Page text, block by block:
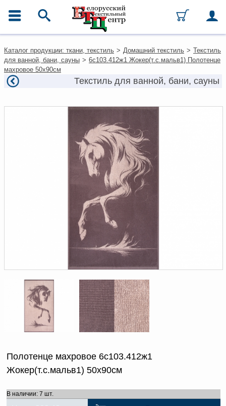
Каталог
Ткани
Домашний текстиль
Одежда
Текстиль для ресторанов и
Текстильная галантерея и
Документы по работе с
Письмо руководителю
Вопросы и ответы
Новости | Статьи
Каталог продукции: ткани, текстиль > Домашний текстиль > Текстиль
для ванной, бани, сауны > 6с103.412ж1 Жокер(т.с.мальв1) Полотенце
махровое 50х90см
Текстиль для ванной, бани, сауны
Полотенце махровое 6с103.412ж1
Жокер(т.с.мальв1) 50х90см
В наличии: 7 шт.